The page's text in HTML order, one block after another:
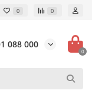
0 0
088 000
0